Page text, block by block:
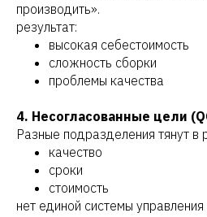
производить».
результат:
высокая себестоимость
сложность сборки
проблемы качества
4. Несогласованные цели
Разные подразделения тянут в
качество
сроки
стоимость
нет единой системы